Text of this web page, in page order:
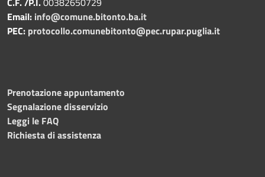
Email: info@comune.bitonto.ba.it
PEC: protocollo.comunebitonto@pec.rupar.puglia.it
Prenotazione appuntamento
Segnalazione disservizio
Leggi le FAQ
Richiesta di assistenza